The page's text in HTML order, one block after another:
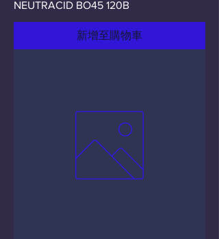
NEUTRACID BO45 120B
新增至購物車